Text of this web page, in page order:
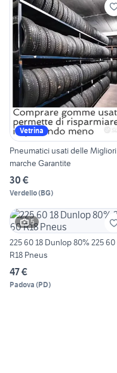
Vetrina
Pneumatici usati delle Migliori
marche Garantite
30 €
Verdello(BG)
5
225 60 18 Dunlop 80% 225 60
R18 Pneus
47 €
Padova (PD)